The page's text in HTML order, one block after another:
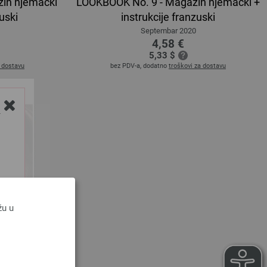
u
instrukcije franzuski
Septembar 2020
4,58 €
5,33 $
bez PDV-a, dodatno troškovi za dostavu